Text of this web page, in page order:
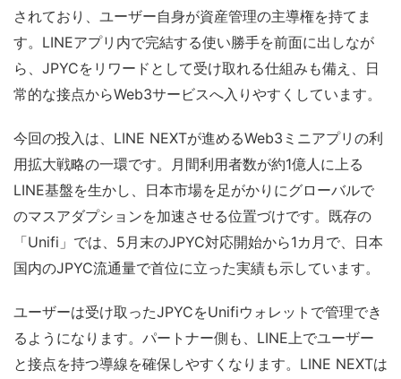
されており、ユーザー自身が資産管理の主導権を持てま
す。LINEアプリ内で完結する使い勝手を前面に出しなが
ら、JPYCをリワードとして受け取れる仕組みも備え、日
常的な接点からWeb3サービスへ入りやすくしています。
今回の投入は、LINE NEXTが進めるWeb3ミニアプリの利
用拡大戦略の一環です。月間利用者数が約1億人に上る
LINE基盤を生かし、日本市場を足がかりにグローバルで
のマスアダプションを加速させる位置づけです。既存の
「Unifi」では、5月末のJPYC対応開始から1カ月で、日本
国内のJPYC流通量で首位に立った実績も示しています。
ユーザーは受け取ったJPYCをUnifiウォレットで管理でき
るようになります。パートナー側も、LINE上でユーザー
と接点を持つ導線を確保しやすくなります。LINE NEXTは